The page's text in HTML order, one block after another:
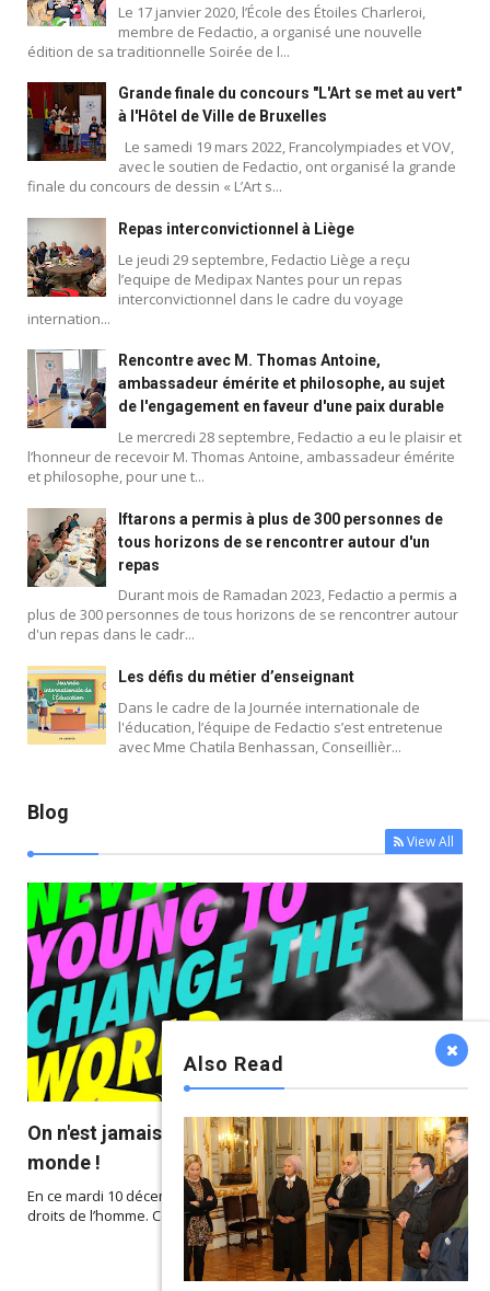
Le 17 janvier 2020, l’École des Étoiles Charleroi,
membre de Fedactio, a organisé une nouvelle
édition de sa traditionnelle Soirée de l...
Grande finale du concours "L'Art se met au vert"
à l'Hôtel de Ville de Bruxelles
Le samedi 19 mars 2022, Francolympiades et VOV,
avec le soutien de Fedactio, ont organisé la grande
finale du concours de dessin « L’Art s...
Repas interconvictionnel à Liège
Le jeudi 29 septembre, Fedactio Liège a reçu
l’equipe de Medipax Nantes pour un repas
interconvictionnel dans le cadre du voyage
internation...
Rencontre avec M. Thomas Antoine,
ambassadeur émérite et philosophe, au sujet
de l'engagement en faveur d'une paix durable
Le mercredi 28 septembre, Fedactio a eu le plaisir et
l’honneur de recevoir M. Thomas Antoine, ambassadeur émérite
et philosophe, pour une t...
Iftarons a permis à plus de 300 personnes de
tous horizons de se rencontrer autour d'un
repas
Durant mois de Ramadan 2023, Fedactio a permis a
plus de 300 personnes de tous horizons de se rencontrer autour
d'un repas dans le cadr...
Les défis du métier d’enseignant
Dans le cadre de la Journée internationale de
l'éducation, l’équipe de Fedactio s’est entretenue
avec Mme Chatila Benhassan, Conseillièr...
Blog
View All
Blog
On n'est jamais trop jeune pour changer le
monde !
En ce mardi 10 décembre 2019, nous célébrons la Journée des
droits de l’homme. Cette année nous m...
Also Read